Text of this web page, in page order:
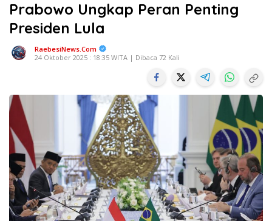
Prabowo Ungkap Peran Penting
Presiden Lula
RaebesiNews.Com
24 Oktober 2025 : 18:35 WITA | Dibaca 72 Kali